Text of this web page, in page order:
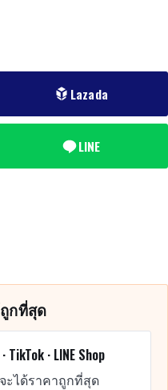
Lazada
LINE
กที่สุด
· LINE Shop
ะได้ราคาถูกที่สุด